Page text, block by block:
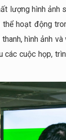
lượng hình ảnh
hoạt động
hình ảnh
cuộc họp,